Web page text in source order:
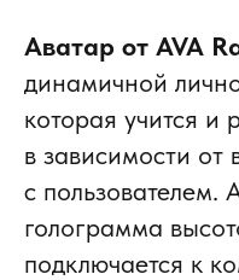
Аватар от AVA
динамичной
которая учится и
в зависимости от
с
голограмма
подключается к